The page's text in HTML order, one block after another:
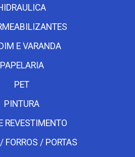
E VARANDA
PAPELARIA
PET
PINTURA
REVESTIMENTO
FORROS / PORTAS